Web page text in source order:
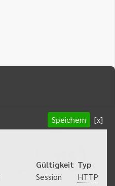
Speichern [x]
Gültigkeit Typ
Session
HTTP